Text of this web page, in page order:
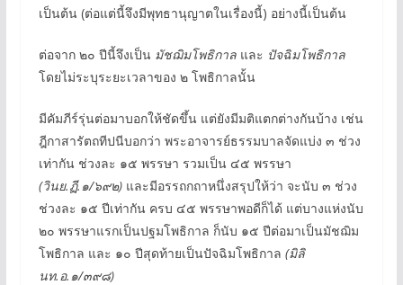
เป็นต้น (ต่อแต่นี้จึงมีพุทธานุญาตในเรื่องนี้) อย่างนี้เป็นต้น
ต่อจาก ๒๐ ปีนี้จึงเป็น มัชฌิมโพธิกาลและ ปัจฉิมโพธิกาล
โดยไม่ระบุระยะเวลาของ ๒ โพธิกาลนั้น
มีคัมภีร์รุ่นต่อมาบอกให้ชัดขึ้น แต่ยังมีมติแตกต่างกันบ้าง เช่น
ฎีกาสารัตถทีปนีบอกว่า พระอาจารย์ธรรมบาลจัดแบ่ง ๓ ช่วง
เท่ากัน ช่วงละ ๑๕ พรรษา รวมเป็น ๔๕ พรรษา
(วินย.ฏี.๑/๖๙๒)และมีอรรถกถาหนึ่งสรุปให้ว่า จะนับ ๓ ช่วง
ช่วงละ ๑๕ ปีเท่ากัน ครบ ๔๕ พรรษาพอดีก็ได้ แต่บางแห่งนับ
๒๐ พรรษาแรกเป็นปฐมโพธิกาล ก็นับ ๑๕ ปีต่อมาเป็นมัชฌิม
โพธิกาล และ ๑๐ ปีสุดท้ายเป็นปัจฉิมโพธิกาล (มิลิ
นท.อ.๑/๓๙๘)